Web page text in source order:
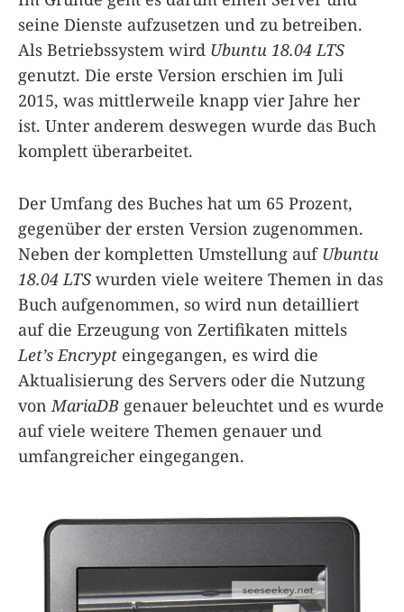
seine Dienste aufzusetzen und zu betreiben.
Als Betriebssystem wird Ubuntu 18.04 LTS
genutzt. Die erste Version erschien im Juli
2015, was mittlerweile knapp vier Jahre her
ist. Unter anderem deswegen wurde das Buch
komplett überarbeitet.
Der Umfang des Buches hat um 65 Prozent,
gegenüber der ersten Version zugenommen.
Neben der kompletten Umstellung auf Ubuntu
18.04 LTS wurden viele weitere Themen in das
Buch aufgenommen, so wird nun detailliert
auf die Erzeugung von Zertifikaten mittels
Let’s Encrypt eingegangen, es wird die
Aktualisierung des Servers oder die Nutzung
vonMariaDB genauer beleuchtet und es wurde
auf viele weitere Themen genauer und
umfangreicher eingegangen.